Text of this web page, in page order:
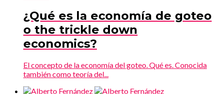
¿Qué es la economía de goteo
o the trickle down
economics?
El concepto de la economía del goteo. Qué es. Conocida
también como teoría del...